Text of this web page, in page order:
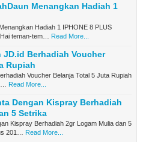
Menangkan Hadiah 1
Hadiah 1 IPHONE 8 PLUS
teman-tem…
Read More...
JD.id Berhadiah Voucher
Rupiah
Voucher Belanja Total 5 Juta Rupiah
Read More...
Dengan Kispray Berhadiah
5 Setrika
Kispray Berhadiah 2gr Logam Mulia dan 5
201…
Read More...